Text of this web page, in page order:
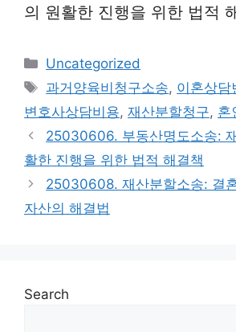
의 원활한 진행을 위한 법적
Categories
Uncategorized
Tags
과거양육비청구소송, 이혼상담
변호사상담비용, 재산분할청구, 혼
25030606. 부동산명도소송:
활한 진행을 위한 법적 해결책
25030608. 재산분할소송: 결
자산의 해결법
Search